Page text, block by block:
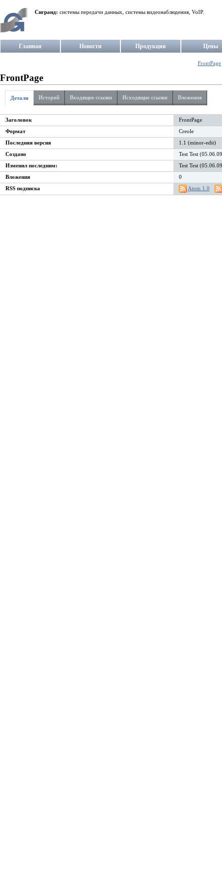
Сигранд: системы передачи данных, системы видеонаблюдения, VoIP.
Главная Новости Продукция Цены
FrontPage
FrontPage
Детали Историй Входящие ссылки Исходящие ссылки Вложения
Заголовок FrontPage
Формат Creole
Последняя версия 1.1 (minor-edit)
Создано Test Test
Изменил последним: Test Test
Вложения 0
RSS подписка Atom 1.0